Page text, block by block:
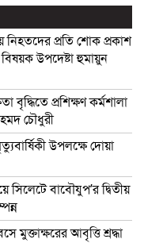
প্রতি শোক প্রকাশ
বিষয়ক উপদেষ্টা হুমায়ুন
প্রশিক্ষণ কর্মশালা
চৌধুরী
উপলক্ষে দোয়া
সিলেটে বাবৌযুপ’র দ্বিতীয়
মুক্তাক্ষরের আবৃত্তি শ্রদ্ধা